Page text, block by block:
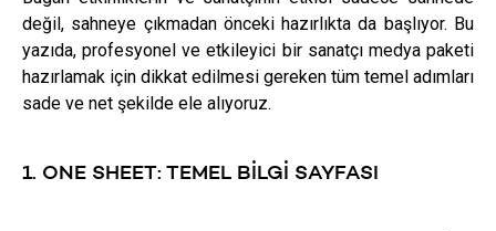
değil, sahneye çıkmadan önceki hazırlıkta da başlıyor. Bu
yazıda, profesyonel ve etkileyici bir sanatçı medya paketi
hazırlamak için dikkat edilmesi gereken tüm temel adımları
sade ve net şekilde ele alıyoruz.
1. ONE SHEET: TEMEL BILGI SAYFASI